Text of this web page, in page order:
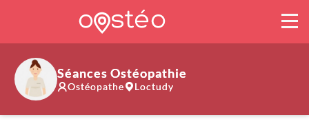
Séances Ostéopathie
Ostéopathe Loctudy